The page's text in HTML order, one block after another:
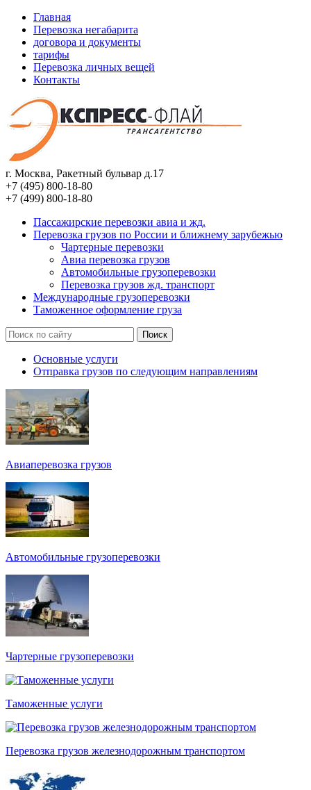
Главная
Перевозка негабарита
договора и документы
тарифы
Перевозка личных вещей
Контакты
г. Москва, Ракетный бульвар д.17
+7 (495) 800-18-80
+7 (499) 800-18-80
Пассажирские перевозки авиа и жд.
Перевозка грузов по России и ближнему зарубежью
Чартерные перевозки
Авиа перевозка грузов
Автомобильные грузоперевозки
Перевозка грузов жд. транспорт
Международные грузоперевозки
Таможенное оформление груза
Основные услуги
Отправка грузов по следующим направлениям
Авиаперевозка грузов
Автомобильные грузоперевозки
Чартерные грузоперевозки
Таможенные услуги
Перевозка грузов железнодорожным транспортом